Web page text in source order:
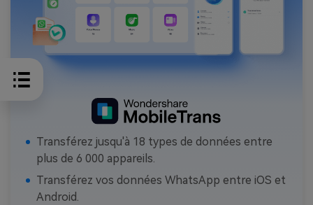
Transférez jusqu'à 18 types de données entre
plus de 6 000 appareils.
Transférez vos données WhatsApp entre iOS et
Android.